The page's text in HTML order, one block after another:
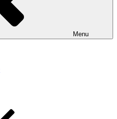
Menu